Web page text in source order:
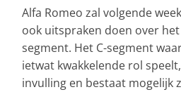
Alfa Romeo zal volgende
ook uitspraken doen over
segment. Het C-segment
ietwat kwakkelende rol
invulling en bestaat mogelijk